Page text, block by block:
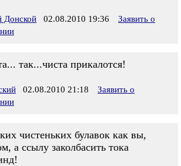
Донской 02.08.2010 19:36
Заявить о
так...чиста прикалотся!
02.08.2010 21:18
Заявить о
чистеньких булавок как вы,
а ссылу заколбасить тока